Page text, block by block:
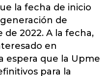
la fecha de inicio
de
2022. A la fecha,
en
espera que la Upme
para la